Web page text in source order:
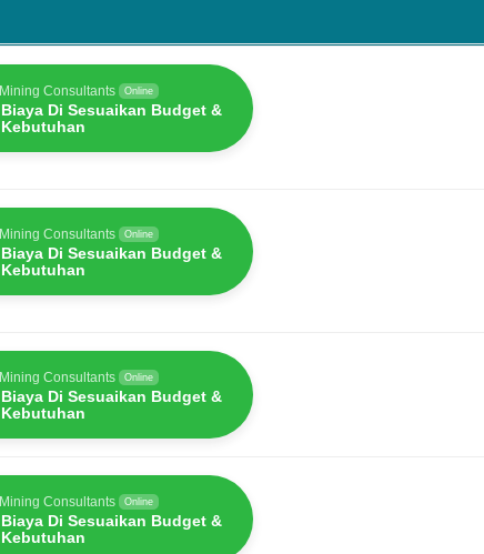
Mining Consultants Online
Biaya Di Sesuaikan Budget &
Kebutuhan
Mining Consultants Online
Biaya Di Sesuaikan Budget &
Kebutuhan
Mining Consultants Online
Biaya Di Sesuaikan Budget &
Kebutuhan
Mining Consultants Online
Biaya Di Sesuaikan Budget &
Kebutuhan